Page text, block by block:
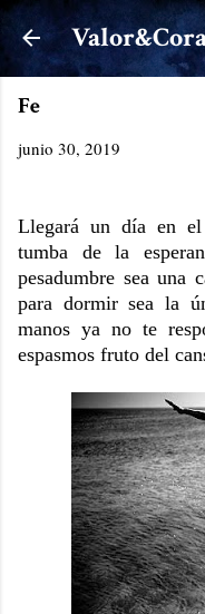
Ir al
Fe
junio 30, 2019
Llegará un día en el
tumba de la
pesadumbre sea una
para dormir sea la
manos ya no te
espasmos fruto del